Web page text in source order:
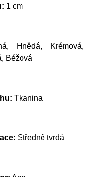
1 cm
Hnědá, Krémová,
Béžová
Tkanina
Středně tvrdá